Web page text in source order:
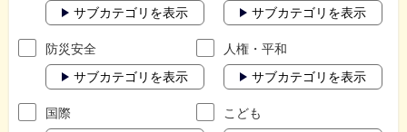
サブカテゴリを表示
サブカテゴリを表示
防災安全
サブカテゴリを表示
人権・平和
サブカテゴリを表示
国際
こども